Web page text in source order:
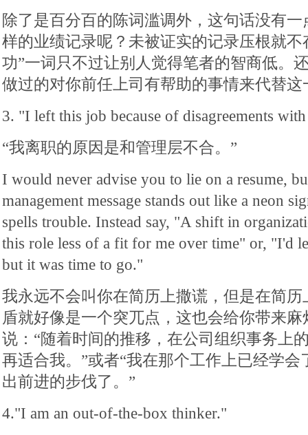
除了是百分百的陈词滥调外，这句话没有
样的业绩记录呢？未被证实的记录压根就不
功”一词只不过让别人觉得笔者的智商低。
做过的对你前任上司有帮助的事情来代替
3. "I left this job because of disagreements
“我离职的原因是和管理层不合。”
I would never advise you to lie on a resume,
management message stands out like a neon
spells trouble. Instead say, "A shift in
this role less of a fit for me over time" or, "I'd
but it was time to go."
我永远不会叫你在简历上撒谎，但是在简
盾就好像是一个突兀点，这也会给你带来
说：“随着时间的推移，在公司组织事务上
再适合我。”或者“我在那个工作上已经学
出前进的步伐了。”
4."I am an out-of-the-box thinker."